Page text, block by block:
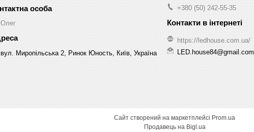
Олег
вул. Миропільська 2, Ринок Юность, Київ, Україна
+380 (50) 242-55-35
https://ledhouse.com.ua/
LED.house84@gmail.com
Сайт створений на маркетплейсі Prom.ua
Продавець на Bigl.ua